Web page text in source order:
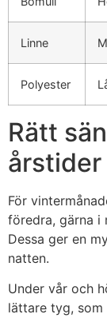
Linne
Polyester
Rätt
årstider
För
föredra, gärna i
Dessa ger en
natten.
Under vår och
lättare tyg, som